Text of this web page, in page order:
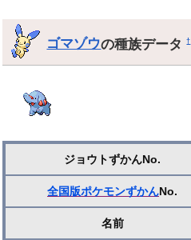
ゴマゾウの種族データ†
ジョウトずかんNo.
全国版ポケモンずかんNo.
名前